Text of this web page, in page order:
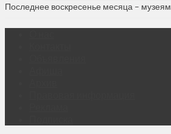
Последнее воскресенье месяца – музеям